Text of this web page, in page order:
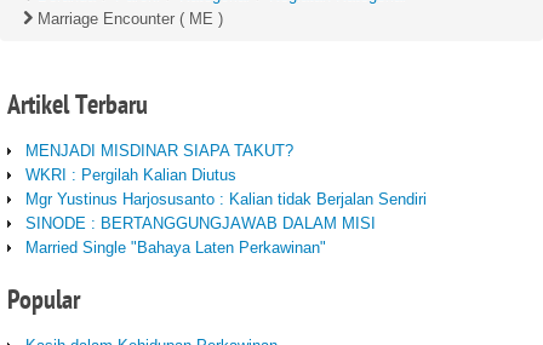
Marriage Encounter ( ME )
ArtikelTerbaru
MENJADI MISDINAR SIAPA TAKUT?
WKRI : Pergilah Kalian Diutus
Mgr Yustinus Harjosusanto : Kalian tidak Berjalan Sendiri
SINODE : BERTANGGUNGJAWAB DALAM MISI
Married Single "Bahaya Laten Perkawinan"
Popular